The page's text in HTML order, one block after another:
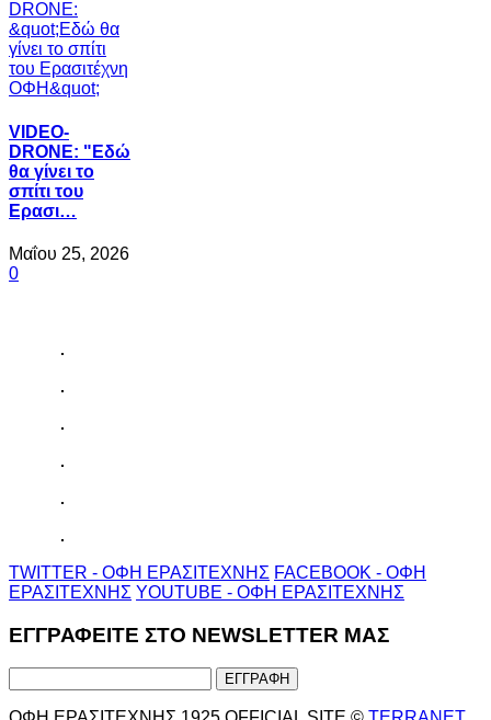
VIDEO-
DRONE: "Εδώ
θα γίνει το
σπίτι του
Ερασι…
Μαΐου 25, 2026
0
TWITTER - ΟΦΗ ΕΡΑΣΙΤΕΧΝΗΣ FACEBOOK - ΟΦΗ
ΕΡΑΣΙΤΕΧΝΗΣ YOUTUBE - ΟΦΗ ΕΡΑΣΙΤΕΧΝΗΣ
ΕΓΓΡΑΦΕΙΤΕ ΣΤΟ NEWSLETTER ΜΑΣ